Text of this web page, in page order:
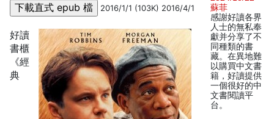
2016/1/1 (103K) 2016/4/1
好讀
書櫃
《經
典
蘇菲
感謝好讀各界
人士的無私奉
獻并分享了不
同種類的書
藏。在異地難
以購買中文書
籍，好讀提供
一個很好的中
文書閱讀平
台。